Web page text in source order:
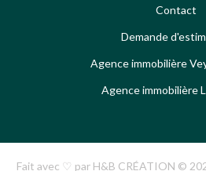
Contact
Demande
Agence immobilière
Agence immobilière
Fait avec ♡ par H&B CRÉATION ©